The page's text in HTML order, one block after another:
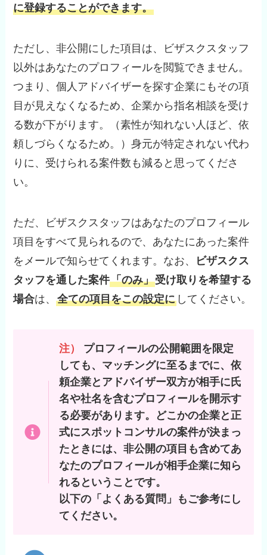
に登録することができます。
ただし、非公開にした項目は、ビザスクスタッフ
以外はあなたのプロフィールを閲覧できません。
つまり、個人アドバイザーを探す企業にもその項
目が見えなくなるため、企業から指名相談を受け
る数が下がります。（素性が知れない人ほど、依
頼しづらくなるため。）身元が特定されない代わ
りに、受けられる案件数も減ると思ってくださ
い。
ただ、ビザスクスタッフはあなたのプロフィール
項目をすべて見られるので、あなたにあった案件
をメールで知らせてくれます。なお、
ビザスクス
タッフを通した案件「のみ」受け取りを希望する
場合は、全ての項目をこの設定に してください。
注）
プロフィールの公開範囲を限定
しても、マッチングに至るまでに、依
頼企業とアドバイザー双方が相手に氏
名や社名を含むプロフィールを開示す
る必要があります。どこかの企業と正
式にスポットコンサルの案件が決まっ
たときには、非公開の項目も含めてあ
なたのプロフィールが相手企業に知ら
れるということです。
以下の「よくある質問」もご参考にし
てください。